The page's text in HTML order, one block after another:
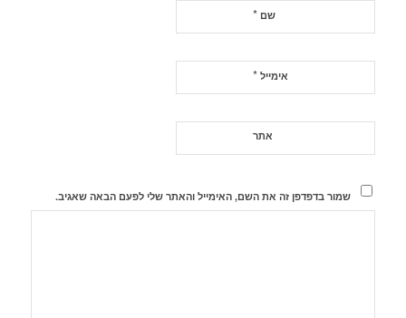
שם*
אימייל*
אתר
שמור בדפדפן זה את השם, האימייל והאתר שלי לפעם הבאה שאגיב.